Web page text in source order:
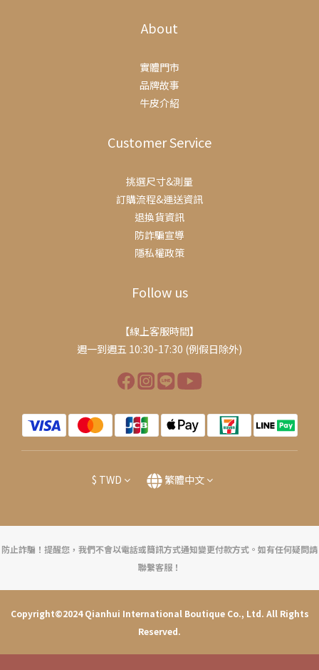
立即購買
About
實體門市
品牌故事
牛皮介紹
Customer Service
挑選尺寸&測量
訂購流程&運送資訊
退換貨資訊
防詐騙宣導
隱私權政策
Follow us
【線上客服時間】
週一到週五 10:30-17:30 (例假日除外)
$ TWD 繁體中文
防止詐騙！提醒您，我們不會以電話或簡訊方式通知變更付款方式。如有任何疑問請
聯繫客服！
Copyright©2024 Qianhui International Boutique Co., Ltd. All Rights
Reserved.